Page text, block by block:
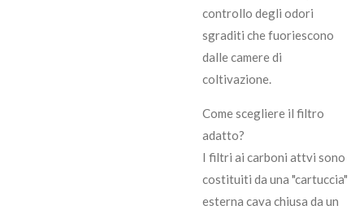
controllo degli odori
sgraditi che fuoriescono
dalle camere di
coltivazione.
Come scegliere il filtro
adatto?
I filtri ai carboni attvi sono
costituiti da una "cartuccia"
esterna cava chiusa da un